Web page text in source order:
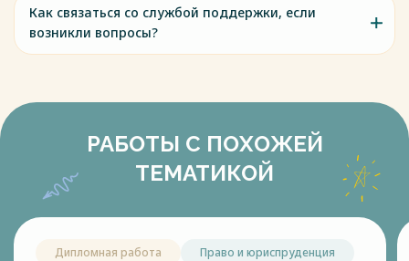
Как связаться со службой поддержки, если
возникли вопросы?
РАБОТЫ С ПОХОЖЕЙ
ТЕМАТИКОЙ
Дипломная работа Право и юриспруденция